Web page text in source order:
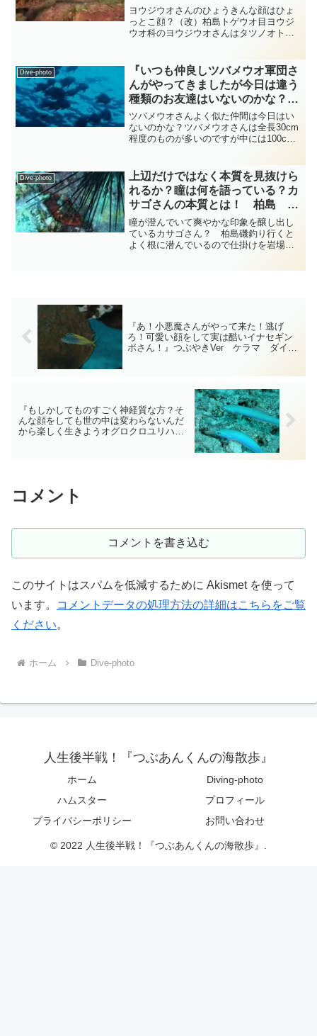
diving-photo‐tsubuankun
ヨウジウオさんのひょうきんな顔はひょ
っとこ顔？（改）柏島トゲウオ目ヨウジ
ウオ科のヨウジウオさんはタツノオトシ
す・・・ヨウジウオさんは骨板の甲で覆
われていて吻は長く突き出て...
Dive-photo
『いつも仲良しツバメウオ軍団さ
んがやってきましたが今日は違う
種類のお友達はいないのかな？
』小笠原諸島 ダイビング‐フォ
ト‐tsubuankun
ツバメウオさんよく似た仲間は今日はい
ないのかな？ツバメウオさんは全長30cm
程度のものが多いのですが中には100cm
ばなかなかの迫力ですよね・・・体は側
扁していて老成魚に...
Dive-photo
上辺だけではなく本質を見抜けら
れるか？瞳は何を語っている？カ
サゴさんの本質とは！ 柏島 フ
サカサゴ科 diving-photo‐
tsubuankun
瞳が澄んでいて爽やかな印象を醸し出し
ているカサゴさん？ 柏島磯釣り行くと
よく根に潜んでいるので仕掛けを岩場に
『あ！小悪魔さんがやって来た！逃げ
ろ！可愛い顔をして実は酷いイナセギン
ポさん！』つぶやきVer ケラマ ダイビ
『もしかしてものすごく神経質な方？そ
んな顔をしても世の中は変わらないんだ
から楽しく生きようオグロクロユリハゼ
コメント
コメントを書き込む
このサイトはスパムを低減するために Akismet を使って
います。
コメントデータの処理方法の詳細はこちらをご覧
ください。
ホーム Dive-photo
人生後半戦！『つぶあんくんの海散歩』
ホーム
Diving-photo
ハムスター
プロフィール
プライバシーポリシー
お問い合わせ
© 2022 人生後半戦！『つぶあんくんの海散歩』.